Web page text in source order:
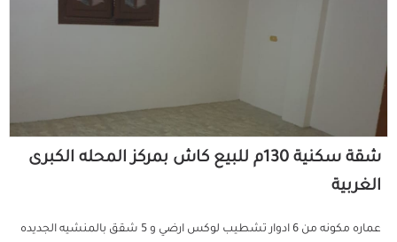
شقة سكنية 130م للبيع كاش بمركز المحله الكبرى
الغربية
عماره مكونه من 6 ادوار تشطيب لوكس ارضي و 5 شقق بالمنشيه الجديده